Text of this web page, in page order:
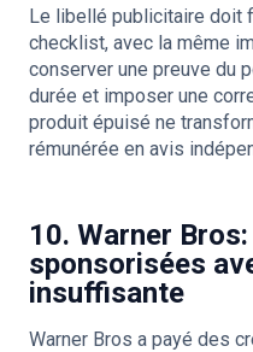
Le libellé publicitaire doit
checklist, avec la même
conserver une preuve du
durée et imposer une
produit épuisé ne
rémunérée en avis
10. Warner
sponsorisées
insuffisante
Warner Bros a payé des